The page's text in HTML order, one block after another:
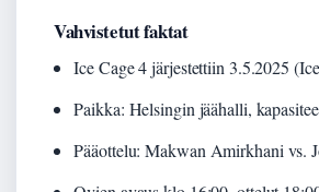
Vahvistetut faktat
Ice Cage 4 järjestettiin 3.5.2025
Paikka: Helsingin jäähalli,
Pääottelu: Makwan Amirkhani vs.